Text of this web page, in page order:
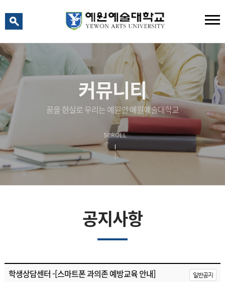
커뮤니티
꿈을 현실로 우리는 예원인 예원예술대학교
SCROLL
공지사항
학생상담센터 -[스마트폰 과의존 예방교육 안내] 일반공지